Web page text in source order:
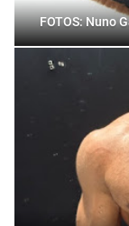
FOTOS: Nuno